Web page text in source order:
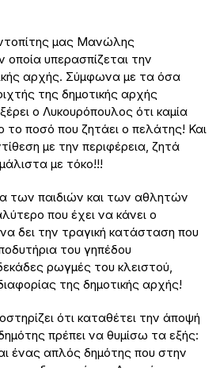
μας Μανώλης
υπερασπίζεται την
αρχής. Σύμφωνα με τα όσα
της δημοτικής αρχής
ο Λυκουρόπουλος ότι καμία
το ποσό που ζητάει ο πελάτης! Και
με την περιφέρεια, ζητά
με τόκο!!!
των παιδιών και των αθλητών
που έχει να κάνει ο
δει την τραγική κατάσταση που
του γηπέδου
ρωγμές του κλειστού,
της δημοτικής αρχής!
ότι καταθέτει την άποψή
πρέπει να θυμίσω τα εξής:
ένας απλός δημότης που στην